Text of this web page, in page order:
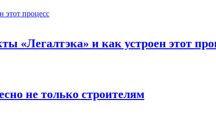
«Легалтэка» и как устроен этот
не только строителям